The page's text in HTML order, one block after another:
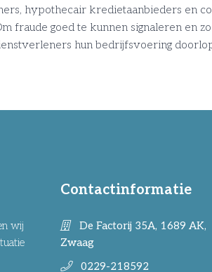
hypothecair kredietaanbieders en
fraude goed te kunnen signaleren en
hun bedrijfsvoering
wij
Contactinformatie
De Factorij 35A, 1689 AK,
Zwaag
0229-218592